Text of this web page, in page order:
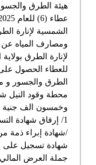
هيئة الطرق
الشمسية لإنارة
ومصارف المياه عن
لإنارة الطرق
للعطاء الحصول على
وخمسون الف جنية
جملة العرض